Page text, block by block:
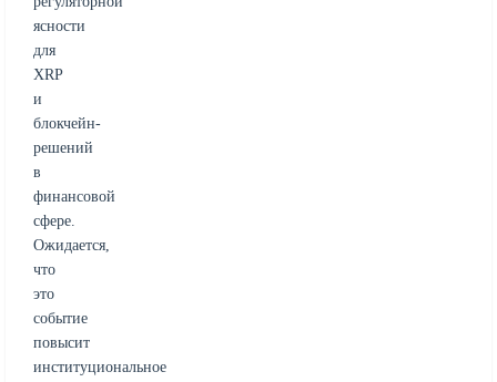
ясности
для
XRP
и
блокчейн-
решений
в
финансовой
сфере.
Ожидается,
что
это
событие
повысит
институциональное